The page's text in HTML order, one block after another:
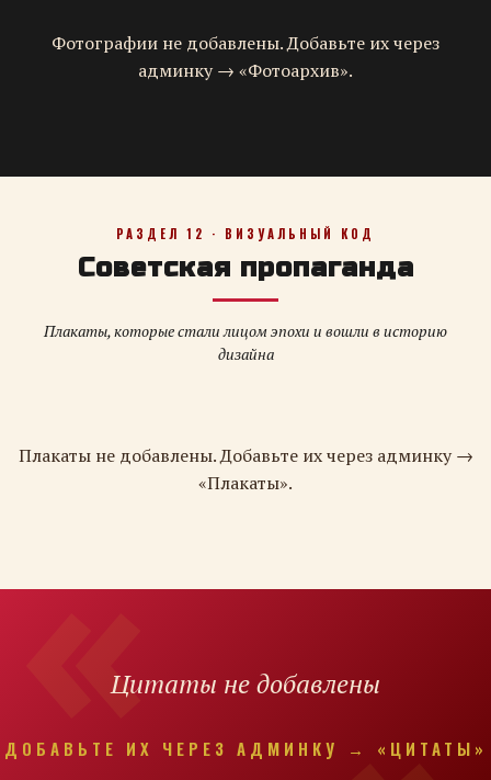
Фотографии не добавлены. Добавьте их через
админку → «Фотоархив».
РАЗДЕЛ 12 · ВИЗУАЛЬНЫЙ КОД
Советская пропаганда
Плакаты, которые стали лицом эпохи и вошли в историю
дизайна
Плакаты не добавлены. Добавьте их через админку →
«Плакаты».
Цитаты не добавлены
ДОБАВЬТЕ ИХ ЧЕРЕЗ АДМИНКУ → «ЦИТАТЫ»